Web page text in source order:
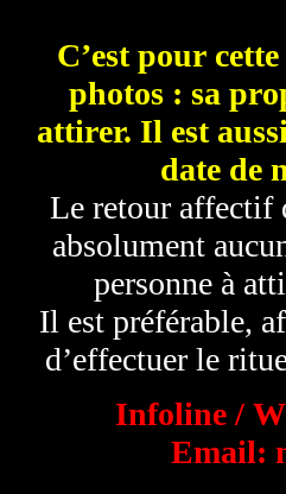
C’est pour
photos : sa
attirer. Il est
date de
Le retour affectif
absolument
personne à
Il est préférable,
d’effectuer le
Infoline /
Email: